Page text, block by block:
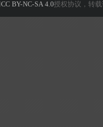
CC BY-NC-SA 4.0授权协议，转